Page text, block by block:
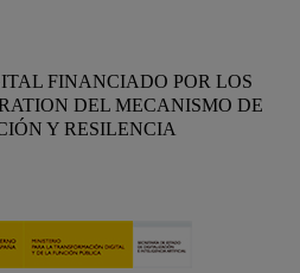
FINANCIADO POR LOS
DEL MECANISMO DE
Y RESILENCIA